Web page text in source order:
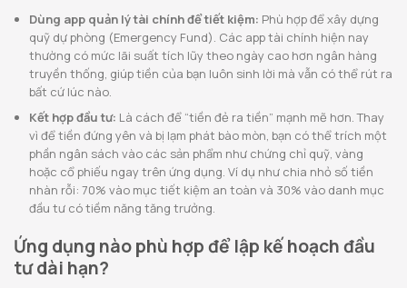
Dùng app quản lý tài chính để tiết kiệm: Phù hợp để xây dựng
quỹ dự phòng (Emergency Fund). Các app tài chính hiện nay
thường có mức lãi suất tích lũy theo ngày cao hơn ngân hàng
truyền thống, giúp tiền của bạn luôn sinh lời mà vẫn có thể rút ra
bất cứ lúc nào.
Kết hợp đầu tư: Là cách để “tiền đẻ ra tiền” mạnh mẽ hơn. Thay
vì để tiền đứng yên và bị lạm phát bào mòn, bạn có thể trích một
phần ngân sách vào các sản phẩm như chứng chỉ quỹ, vàng
hoặc cổ phiếu ngay trên ứng dụng. Ví dụ như chia nhỏ số tiền
nhàn rỗi: 70% vào mục tiết kiệm an toàn và 30% vào danh mục
đầu tư có tiềm năng tăng trưởng.
Ứng dụng nào phù hợp để lập kế hoạch đầu
tư dài hạn?